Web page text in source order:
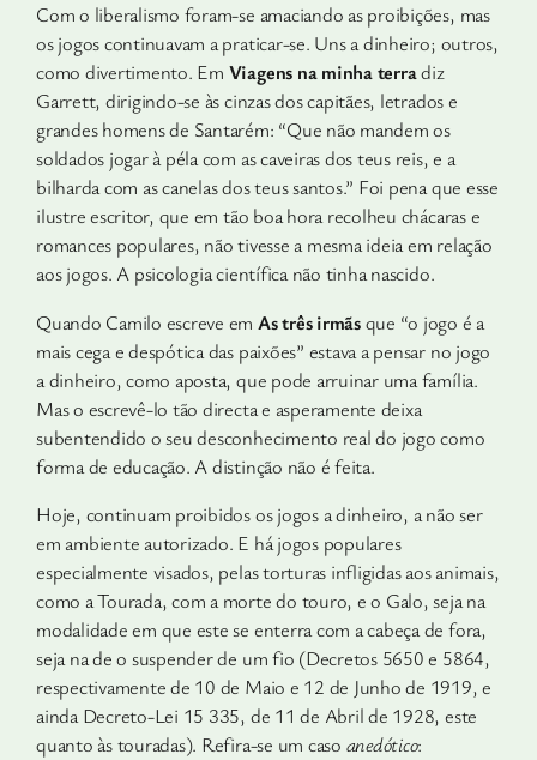
Com o liberalismo foram-se amaciando as proibições, mas
os jogos continuavam a praticar-se. Uns a dinheiro; outros,
como divertimento. Em Viagens na minha terradiz
Garrett, dirigindo-se às cinzas dos capitães, letrados e
grandes homens de Santarém: “Que não mandem os
soldados jogar à péla com as caveiras dos teus reis, e a
bilharda com as canelas dos teus santos.” Foi pena que esse
ilustre escritor, que em tão boa hora recolheu chácaras e
romances populares, não tivesse a mesma ideia em relação
aos jogos. A psicologia científica não tinha nascido.
Quando Camilo escreve em As três irmãsque “o jogo é a
mais cega e despótica das paixões” estava a pensar no jogo
a dinheiro, como aposta, que pode arruinar uma família.
Mas o escrevê-lo tão directa e asperamente deixa
subentendido o seu desconhecimento real do jogo como
forma de educação. A distinção não é feita.
Hoje, continuam proibidos os jogos a dinheiro, a não ser
em ambiente autorizado. E há jogos populares
especialmente visados, pelas torturas infligidas aos animais,
como a Tourada, com a morte do touro, e o Galo, seja na
modalidade em que este se enterra com a cabeça de fora,
seja na de o suspender de um fio (Decretos 5650 e 5864,
respectivamente de 10 de Maio e 12 de Junho de 1919, e
ainda Decreto-Lei 15 335, de 11 de Abril de 1928, este
quanto às touradas). Refira-se um caso anedótico: